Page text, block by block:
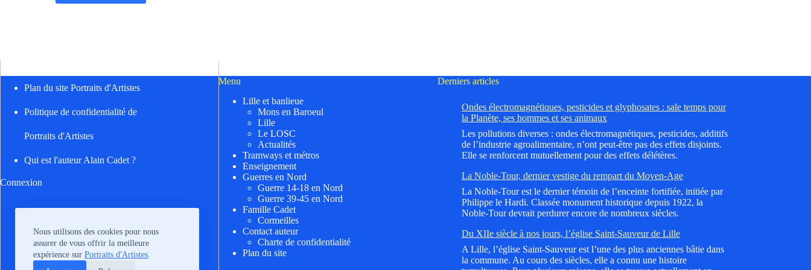
Nous utilisons des cookies pour nous
assurer de vous offrir la meilleure
expérience sur Portraits d'Artistes.
Plan du site Portraits d'Artistes
Politique de confidentialité de
Portraits d'Artistes
Qui est l'auteur Alain Cadet ?
Connexion
Menu
Lille et banlieue
Mons en Baroeul
Lille
Le LOSC
Actualités
Tramways et métros
Enseignement
Guerres en Nord
Guerre 14-18 en Nord
Guerre 39-45 en Nord
Famille Cadet
Cormeilles
Contact auteur
Charte de confidentialité
Plan du site
Derniers articles
Ondes électromagnétiques, pesticides et glyphosates : sale temps pour
la Planète, ses hommes et ses animaux
Les pollutions diverses : ondes électromagnétiques, pesticides, additifs
de l’industrie agroalimentaire, n’ont peut-être pas des effets disjoints.
Elle se renforcent mutuellement pour des effets délétères.
La Noble-Tour, dernier vestige du rempart du Moyen-Age
La Noble-Tour est le dernier témoin de l’enceinte fortifiée, initiée par
Philippe le Hardi. Classée monument historique depuis 1922, la
Noble-Tour devrait perdurer encore de nombreux siècles.
Du XIIe siècle à nos jours, l’église Saint-Sauveur de Lille
A Lille, l’église Saint-Sauveur est l’une des plus anciennes bâtie dans
la commune. Au cours des siècles, elle a connu une histoire